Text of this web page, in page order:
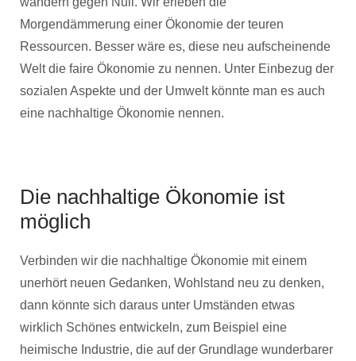
Morgendämmerung einer Ökonomie der teuren
Ressourcen. Besser wäre es, diese neu aufscheinende
Welt die faire Ökonomie zu nennen. Unter Einbezug der
sozialen Aspekte und der Umwelt könnte man es auch
eine nachhaltige Ökonomie nennen.
Die nachhaltige Ökonomie ist
möglich
Verbinden wir die nachhaltige Ökonomie mit einem
unerhört neuen Gedanken, Wohlstand neu zu denken,
dann könnte sich daraus unter Umständen etwas
wirklich Schönes entwickeln, zum Beispiel eine
heimische Industrie, die auf der Grundlage wunderbarer